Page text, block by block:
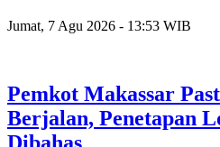
Jumat, 7 Agu 2026 - 13:53 WIB
Pemkot Makassar
Berjalan, Penetapan